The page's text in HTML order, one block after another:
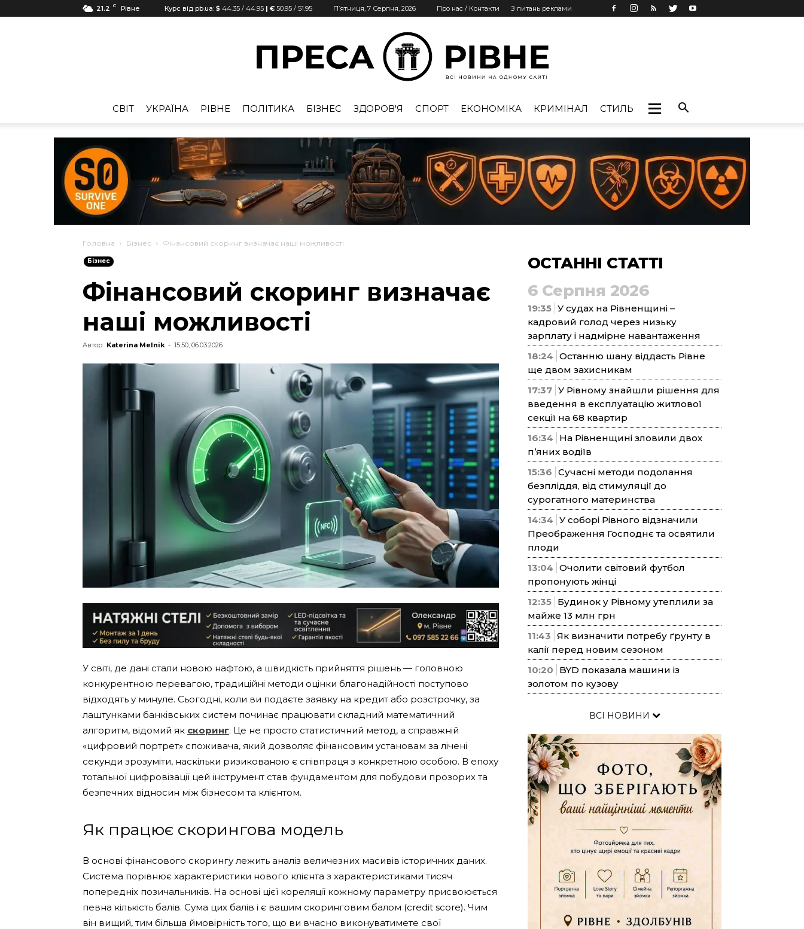
21.2 C Рівне Курс від pb.ua: $ 44.35 / 44.95 | € 50.95 / 51.95 П’ятниця, 7 Серпня, 2026 Про нас / Контакти З питань реклами
Рівне
CВІТ УКРАЇНА РІВНЕ ПОЛІТИКА БІЗНЕС ЗДОРОВ'Я СПОРТ ЕКОНОМІКА КРИМІНАЛ СТИЛЬ
Головна Бізнес Фінансовий скоринг визначає наші можливості
Бізнес
Фінансовий скоринг визначає
наші можливості
Автор: Katerina Melnik - 15:50, 06.03.2026
У світі, де дані стали новою нафтою, а швидкість прийняття рішень — головною
конкурентною перевагою, традиційні методи оцінки благонадійності поступово
відходять у минуле. Сьогодні, коли ви подаєте заявку на кредит або розстрочку, за
лаштунками банківських систем починає працювати складний математичний
алгоритм, відомий як скоринг. Це не просто статистичний метод, а справжній
«цифровий портрет» споживача, який дозволяє фінансовим установам за лічені
секунди зрозуміти, наскільки ризикованою є співпраця з конкретною особою. В епоху
тотальної цифровізації цей інструмент став фундаментом для побудови прозорих та
безпечних відносин між бізнесом та клієнтом.
Як працює скорингова модель
В основі фінансового скорингу лежить аналіз величезних масивів історичних даних.
Система порівнює характеристики нового клієнта з характеристиками тисяч
попередніх позичальників. На основі цієї кореляції кожному параметру присвоюється
певна кількість балів. Сума цих балів і є вашим скоринговим балом (credit score). Чим
він вищий, тим більша ймовірність того, що ви вчасно виконуватимете свої
ОСТАННІ СТАТТІ
6 Серпня 2026
19:35 У судах на Рівненщині –
кадровий голод через низьку
зарплату і надмірне навантаження
18:24 Останню шану віддасть Рівне
ще двом захисникам
17:37 У Рівному знайшли рішення для
введення в експлуатацію житлової
секції на 68 квартир
16:34
На Рівненщині зловили двох
п’яних водіїв
15:36 Сучасні методи подолання
безпліддя, від стимуляції до
сурогатного материнства
14:34 У соборі Рівного відзначили
Преображення Господнє та освятили
плоди
13:04 Очолити світовий футбол
пропонують жінці
12:35 Будинок у Рівному утеплили за
майже 13 млн грн
11:43 Як визначити потребу ґрунту в
калії перед новим сезоном
10:20
BYD показала машини із
золотом по кузову
ВСІ НОВИНИ